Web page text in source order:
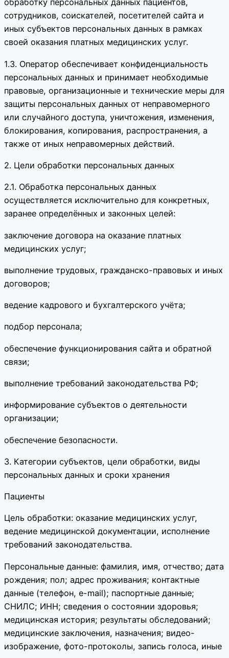
обработку персональных данных пациентов,
сотрудников, соискателей, посетителей сайта и
иных субъектов персональных данных в рамках
своей оказания платных медицинских услуг.
1.3. Оператор обеспечивает конфиденциальность
персональных данных и принимает необходимые
правовые, организационные и технические меры для
защиты персональных данных от неправомерного
или случайного доступа, уничтожения, изменения,
блокирования, копирования, распространения, а
также от иных неправомерных действий.
2. Цели обработки персональных данных
2.1. Обработка персональных данных
осуществляется исключительно для конкретных,
заранее определённых и законных целей:
заключение договора на оказание платных
медицинских услуг;
выполнение трудовых, гражданско-правовых и иных
договоров;
ведение кадрового и бухгалтерского учёта;
подбор персонала;
обеспечение функционирования сайта и обратной
связи;
выполнение требований законодательства РФ;
информирование субъектов о деятельности
организации;
обеспечение безопасности.
3. Категории субъектов, цели обработки, виды
персональных данных и сроки хранения
Пациенты
Цель обработки: оказание медицинских услуг,
ведение медицинской документации, исполнение
требований законодательства.
Персональные данные: фамилия, имя, отчество; дата
рождения; пол; адрес проживания; контактные
данные (телефон, e-mail); паспортные данные;
СНИЛС; ИНН; сведения о состоянии здоровья;
медицинская история; результаты обследований;
медицинские заключения, назначения; видео-
изображение, фото-протоколы, запись голоса, иные